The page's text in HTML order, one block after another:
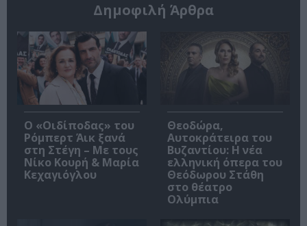
Δημοφιλή Άρθρα
O «Οιδίποδας» του
Ρόμπερτ Άικ ξανά
στη Στέγη – Με τους
Νίκο Κουρή & Μαρία
Κεχαγιόγλου
Θεοδώρα,
Αυτοκράτειρα του
Βυζαντίου: Η νέα
ελληνική όπερα του
Θεόδωρου Στάθη
στο θέατρο
Ολύμπια